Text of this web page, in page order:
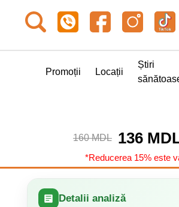
Promoții Locații
Știri
160 MDL 136
*Reducerea 15% este
Detalii analiză